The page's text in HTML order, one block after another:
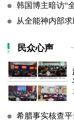
韩国博主暗访“
民众心声